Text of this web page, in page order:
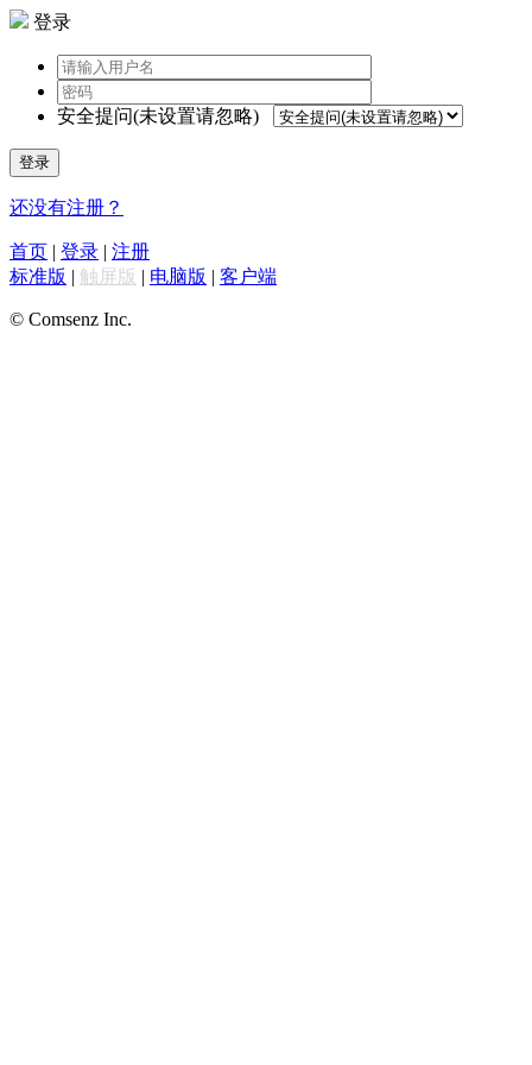
登录
安全提问(未设置请忽略)
登录
还没有注册？
首页 | 登录 | 注册
标准版 | 触屏版 | 电脑版 | 客户端
© Comsenz Inc.